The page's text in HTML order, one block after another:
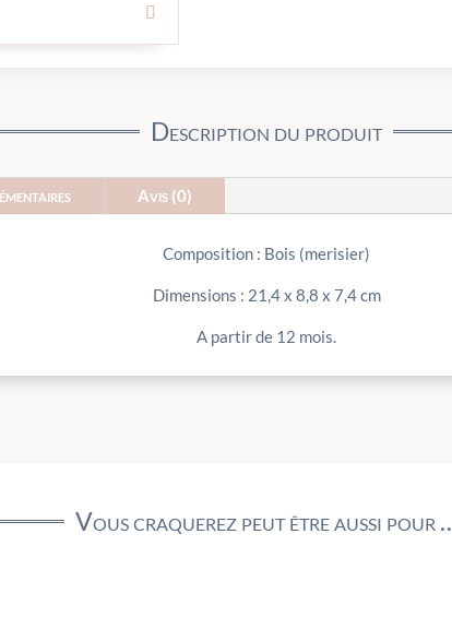
Description du produit
Avis (0)
Composition : Bois (merisier)
Dimensions : 21,4 x 8,8 x 7,4 cm
A partir de 12 mois.
Vous craquerez peut être aussi pour